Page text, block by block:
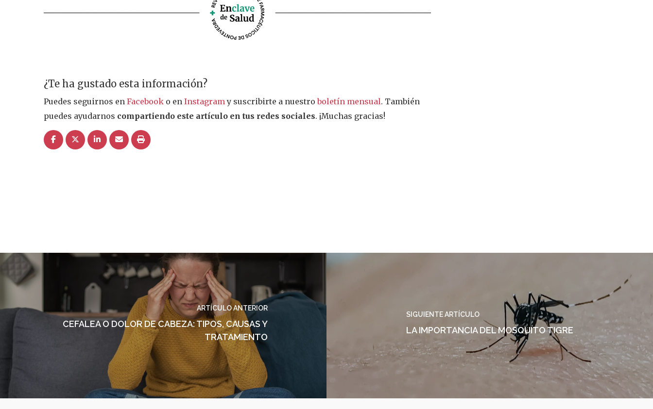
¿Te ha gustado esta información?
Puedes seguirnos enFacebook o enInstagram y suscribirte a nuestroboletín mensual. También
puedes ayudarnos compartiendo este artículo en tus redes sociales. ¡Muchas gracias!
ARTÍCULO ANTERIOR
CEFALEA O DOLOR DE CABEZA: TIPOS, CAUSAS Y
TRATAMIENTO
SIGUIENTE ARTÍCULO
LA IMPORTANCIA DEL MOSQUITO TIGRE